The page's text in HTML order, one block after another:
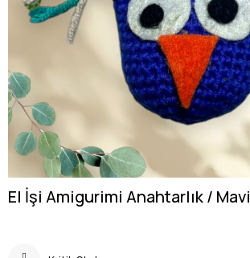
El İşi Amigurimi Anahtarlık / Mavi